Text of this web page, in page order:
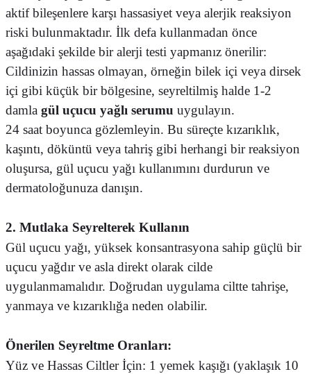
aktif bileşenlere karşı hassasiyet veya alerjik reaksiyon
riski bulunmaktadır. İlk defa kullanmadan önce
aşağıdaki şekilde bir alerji testi yapmanız önerilir:
Cildinizin hassas olmayan, örneğin bilek içi veya dirsek
içi gibi küçük bir bölgesine, seyreltilmiş halde 1-2
damla gül uçucu yağlı serumu uygulayın.
24 saat boyunca gözlemleyin. Bu süreçte kızarıklık,
kaşıntı, döküntü veya tahriş gibi herhangi bir reaksiyon
oluşursa, gül uçucu yağı kullanımını durdurun ve
dermatoloğunuza danışın.
2. Mutlaka Seyrelterek Kullanın
Gül uçucu yağı, yüksek konsantrasyona sahip güçlü bir
uçucu yağdır ve asla direkt olarak cilde
uygulanmamalıdır. Doğrudan uygulama ciltte tahrişe,
yanmaya ve kızarıklığa neden olabilir.
Önerilen Seyreltme Oranları:
Yüz ve Hassas Ciltler İçin: 1 yemek kaşığı (yaklaşık 10